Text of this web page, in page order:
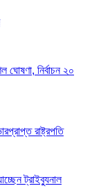
ঘোষণা, নির্বাচন ২০
রাষ্ট্রপতি
ট্রাইব্যুনাল